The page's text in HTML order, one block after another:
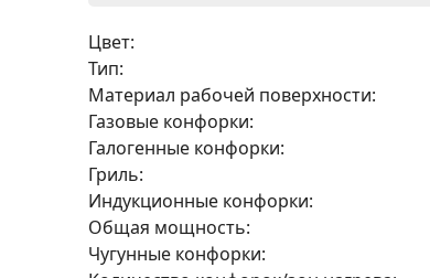
Цвет:
Тип:
Материал рабочей поверхности:
Газовые конфорки:
Галогенные конфорки:
Гриль:
Индукционные конфорки:
Общая мощность:
Чугунные конфорки: